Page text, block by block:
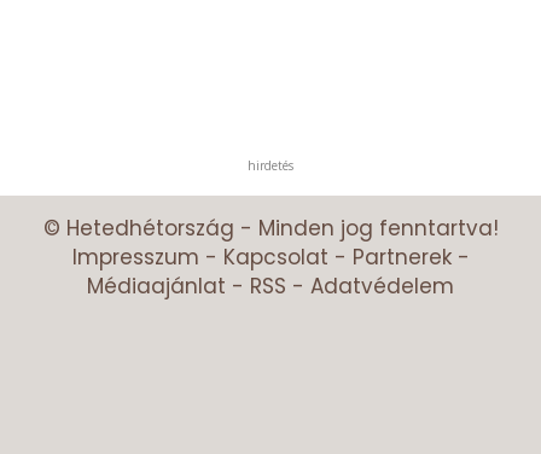
hirdetés
© Hetedhétország - Minden jog fenntartva!
Impresszum - Kapcsolat - Partnerek-
Médiaajánlat - RSS - Adatvédelem